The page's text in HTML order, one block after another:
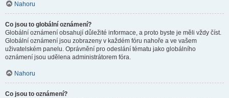
Nahoru
Co jsou to globální oznámení?
Globální oznámení obsahují důležité informace, a proto byste je měli vždy číst.
Globální oznámení jsou zobrazeny v každém fóru nahoře a ve vašem
uživatelském panelu. Oprávnění pro odeslání tématu jako globálního
oznámení jsou udělena administrátorem fóra.
Nahoru
Co jsou to oznámení?